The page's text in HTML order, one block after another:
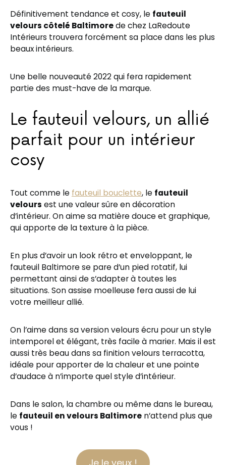
Définitivement tendance et cosy, le fauteuil
velours côtelé Baltimorede chez LaRedoute
Intérieurs trouvera forcément sa place dans les plus
beaux intérieurs.
Une belle nouveauté 2022 qui fera rapidement
partie des must-have de la marque.
Le fauteuil velours, un allié
parfait pour un intérieur
cosy
Tout comme le fauteuil bouclette, le fauteuil
velours est une valeur sûre en décoration
d’intérieur. On aime sa matière douce et graphique,
qui apporte de la texture à la pièce.
En plus d’avoir un look rétro et enveloppant, le
fauteuil Baltimore se pare d’un pied rotatif, lui
permettant ainsi de s’adapter à toutes les
situations. Son assise moelleuse fera aussi de lui
votre meilleur allié.
On l’aime dans sa version velours écru pour un style
intemporel et élégant, très facile à marier. Mais il est
aussi très beau dans sa finition velours terracotta,
idéale pour apporter de la chaleur et une pointe
d’audace à n’importe quel style d’intérieur.
Dans le salon, la chambre ou même dans le bureau,
le fauteuil en velours Baltimore n’attend plus que
vous !